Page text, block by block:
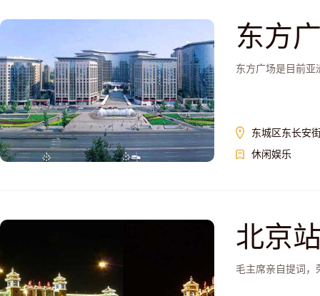
东方
东方广场是目前亚
东城区东长安
休闲娱乐
北京
毛主席亲自提词，